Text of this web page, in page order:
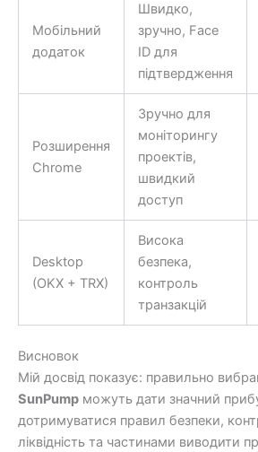
Мобільний
додаток
Швидко,
зручно, Face
ID для
підтвердження
Розширення
Chrome
Зручно для
моніторингу
проектів,
швидкий
доступ
Desktop
(OKX + TRX)
Висока
безпека,
контроль
транзакцій
Висновок
Мій досвід показує: правильно
SunPump можуть дати значний
дотримуватися правил безпеки,
ліквідність та частинами виводити